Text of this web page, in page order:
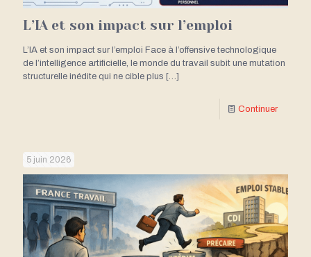
L’IA et son impact sur l’emploi
L’IA et son impact sur l’emploi Face à l’offensive technologique
de l’intelligence artificielle, le monde du travail subit une mutation
structurelle inédite qui ne cible plus […]
Continuer
5 juin 2026